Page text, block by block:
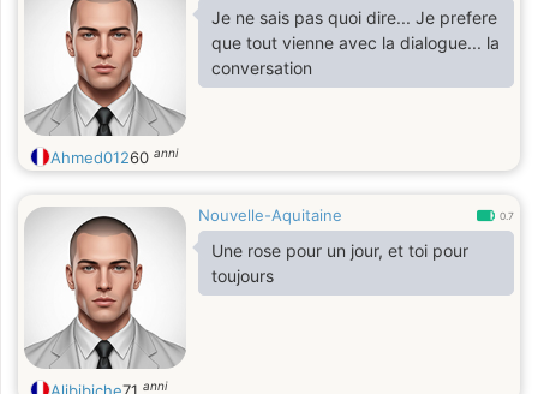
Je ne sais pas quoi dire... Je prefere
que tout vienne avec la dialogue... la
conversation
Ahmed01260 anni
Nouvelle-Aquitaine 0.7
Une rose pour un jour, et toi pour
toujours
anni